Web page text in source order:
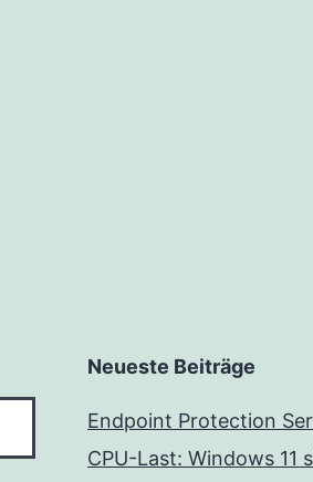
Neueste Beiträge
Endpoint Protection
CPU-Last: Windows 11